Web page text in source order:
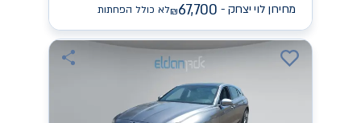
מחירון לוי יצחק - ₪67,700 לא כולל הפחתות